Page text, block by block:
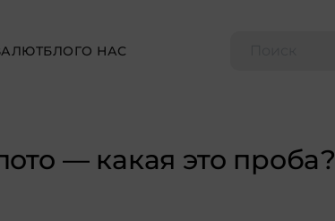
БЛОГО НАС
— какая это проба?